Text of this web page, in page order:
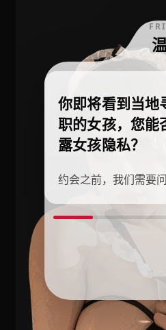
你即将看到当地
职的女孩，您能
露女孩隐私？
约会之前，我们需要